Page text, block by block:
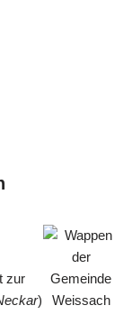
zur
)